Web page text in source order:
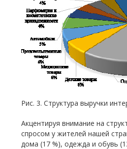
Рис. 3. Структура выручки
Акцентируя внимание на
спросом у жителей нашей
дома (17 %), одежда и обувь